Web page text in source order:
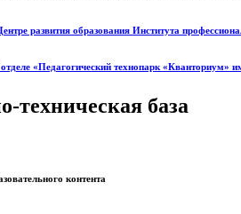
развития образования Института
«Педагогический технопарк «Кванториум»
техническая база
контента